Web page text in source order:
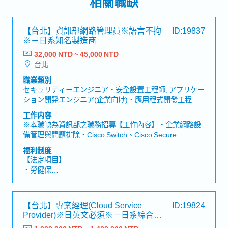
【台北】資訊部網路管理員※語言不拘
※－日系知名製造商
ID:19837
32,000 NTD ~ 45,000 NTD
台北
職業類別
セキュリティーエンジニア・安全設置工程師, アプリケー
ション開発エンジニア(企業向け)・應用程式開發工程師
(企業), ネットワークエンジニア(運用/保守)・網路工程師
(運作/維護), 社内情報システム/EDP/MIS・社内資訊系
統/EDP/MIS, サポート/保守/運用/トレーニング・支援/維
護/運作/訓練
工作内容
※本職缺為資訊部之職務招募【工作內容】・企業網路設
備管理與問題排除・Cisco Switch、Cisco Secure
Firewall、FortiGate、Ruckus AP、WSUS、AD管理・
Windows Server管理: 例如Active Directory. DNS. DHCP.
GPO. File Server. Print Server. WSUS・VPN憑證建置與
安裝
福利制度
【法定項目】
・勞健保
・各種休假（特別休假、婚假、喪假、生理假、產檢假、
陪產假、產假、育嬰假）
・退休金
【台北】專案經理(Cloud Service
Provider)※日英文必須※－日系綜合電
機製造商
ID:19824